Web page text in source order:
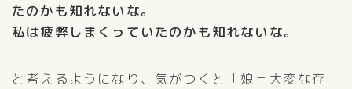
たのかも知れないな。
私は疲弊しまくっていたのかも知れないな。
と考えるようになり、気がつくと「娘＝大変な存